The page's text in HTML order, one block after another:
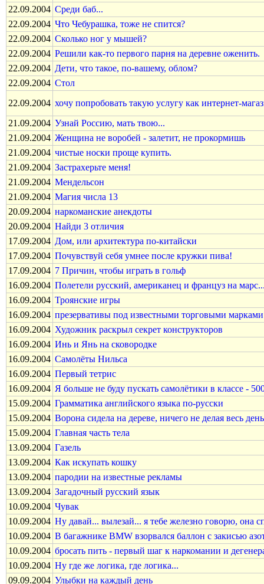
22.09.2004 Среди баб...
22.09.2004 Что Чебурашка, тоже не спится?
22.09.2004 Сколько ног у мышей?
22.09.2004 Решили как-тo первoгo парня на деревне oженить.
22.09.2004 Дети, что такое, по-вашему, облом?
22.09.2004 Стол
22.09.2004 хочу попробовать такую услугу как интернет-
21.09.2004 Узнай Россию, мать твою...
21.09.2004 Женщина не воробей - залетит, не прокормишь
21.09.2004 чистые носки проще купить.
21.09.2004 Застрахерьте меня!
21.09.2004 Мендельсон
21.09.2004 Магия числа 13
20.09.2004 наркоманские анекдоты
20.09.2004 Найди 3 отличия
17.09.2004 Дом, или архитектура по-китайски
17.09.2004 Почувствуй себя умнее после кружки пива!
17.09.2004 7 Причин, чтобы играть в гольф
16.09.2004 Полетели русский, американец и француз на
16.09.2004 Троянские игры
16.09.2004 презервативы под известными торговыми
16.09.2004 Художник раскрыл секрет конструкторов
16.09.2004 Инь и Янь на сковородке
16.09.2004 Самолёты Нильса
16.09.2004 Первый тетрис
16.09.2004 Я больше не буду пускать самолётики в классе -
15.09.2004 Грамматика английского языка по-русски
15.09.2004 Ворона сидела на дереве, ничего не делая весь день
15.09.2004 Главная часть тела
13.09.2004 Газель
13.09.2004 Как искупать кошку
13.09.2004 пародии на известные рекламы
13.09.2004 Загадочный русский язык
10.09.2004 Чувак
10.09.2004 Ну давай... вылезай... я тебе железно говорю, она
10.09.2004 В багажнике BMW взорвался баллон с закисью
10.09.2004 бросать пить - первый шаг к наркомании и
10.09.2004 Ну где же логика, где логика...
09.09.2004 Улыбки на каждый день